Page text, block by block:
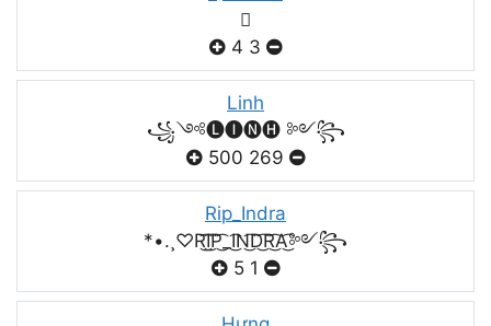

4 3
Linh
꧁༺🅛🅘🅝🅗 ༻꧂
500 269
Rip_Indra
*•.¸♡R͜͡I͜͡P͜͡_I͜͡N͜͡D͜͡R͜͡A͜͡༻꧂
5 1